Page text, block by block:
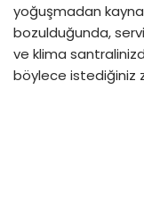
yoğuşmadan
bozulduğunda,
ve klima
böylece istediğiniz